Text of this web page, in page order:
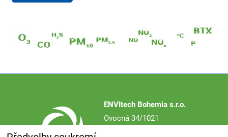
ENVItech Bohemia s.r.o.
Ovocná 34/1021